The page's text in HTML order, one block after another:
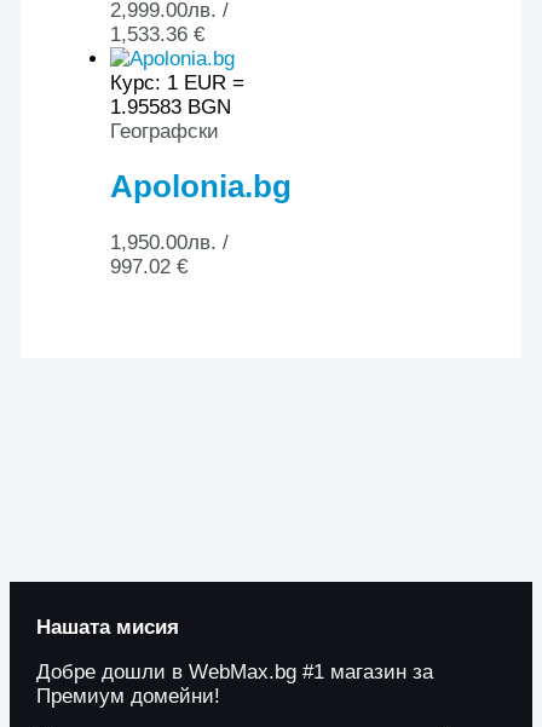
2,999.00лв. /
1,533.36 €
Курс: 1 EUR =
1.95583 BGN
Географски
Apolonia.bg
1,950.00лв. /
997.02 €
Нашата мисия
Добре дошли в WebMax.bg #1 магазин за
Премиум домейни!